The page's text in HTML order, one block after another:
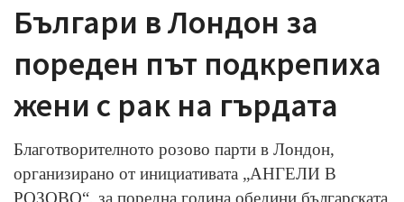
Българи в Лондон за
пореден път подкрепиха
жени с рак на гърдата
Благотворителното розово парти в Лондон,
организирано от инициативата „АНГЕЛИ В
РОЗОВО“, за поредна година обедини българската